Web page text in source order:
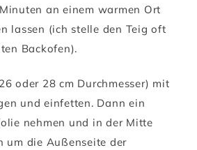
an einem warmen Ort
lassen (ich stelle den Teig oft
Backofen).
oder 28 cm Durchmesser) mit
und einfetten. Dann ein
nehmen und in der Mitte
um die Außenseite der